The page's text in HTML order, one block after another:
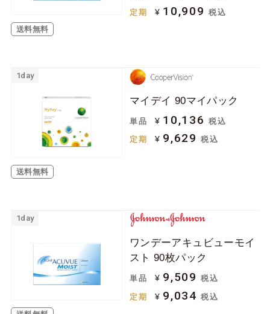
送料無料
定期 ¥ 10,909 税込
1day
送料無料
マイデイ 90マイパック
単品 ¥ 10,136 税込
定期 ¥ 9,629 税込
1day
ワンデーアキュビューモイ
スト 90枚パック
単品 ¥ 9,509 税込
定期 ¥ 9,034 税込